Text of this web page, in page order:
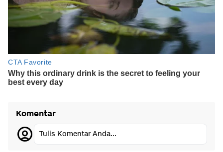
Komentar
Tulis Komentar Anda...